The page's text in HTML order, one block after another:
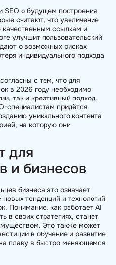
SEO о будущем построения
считают, что увеличение
качественным ссылкам и
улучшит пользовательский
о возможных рисках
индивидуального подхода
с тем, что для
в 2026 году необходимо
так и креативный подход.
специалистам придётся
уникального контента
на которую они
для
и бизнесов
бизнеса это означает
тенденций и технологий
Понимание, как работает AI
в своих стратегиях, станет
Это также может
в обучение и развитие
плаву в быстро меняющемся